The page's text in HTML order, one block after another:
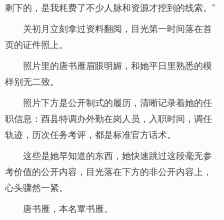
剩下的，是我耗费了不少人脉和资源才挖到的线索。”
关初月立刻拿过资料翻阅，目光第一时间落在首
页的证件照上。
照片里的唐书雁眉眼明媚，和她平日里熟悉的模
样别无二致。
照片下方是公开制式的履历，清晰记录着她的任
职信息：酉县特调办外勤在岗人员，入职时间，调任
轨迹，历次任务考评，都是标准官方话术。
这些是她早知道的东西，她快速跳过这段毫无参
考价值的公开内容，目光落在下方的非公开内容上，
心头骤然一紧。
唐书雁，本名覃书雁。